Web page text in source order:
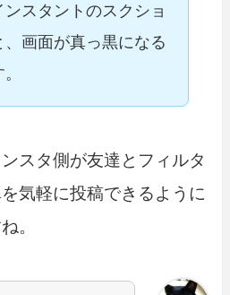
ンスタントのスクショ
、画面が真っ黒になる
スタ側が友達とフィルタ
気軽に投稿できるように
。